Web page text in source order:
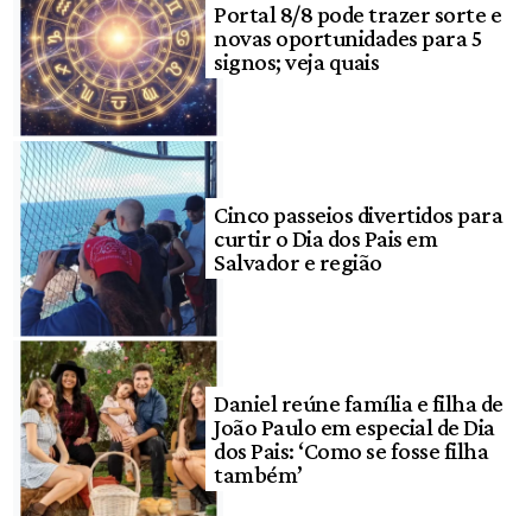
Portal 8/8 pode trazer sorte e
novas oportunidades para 5
signos; veja quais
Cinco passeios divertidos para
curtir o Dia dos Pais em
Salvador e região
Daniel reúne família e filha de
João Paulo em especial de Dia
dos Pais: ‘Como se fosse filha
também’